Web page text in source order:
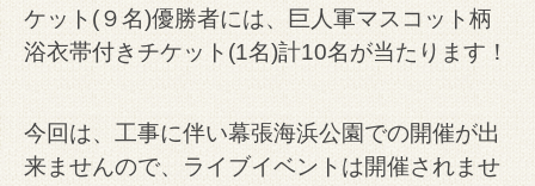
ケット(９名)優勝者には、巨人軍マスコット柄
浴衣帯付きチケット(1名)計10名が当たります！
今回は、工事に伴い幕張海浜公園での開催が出
来ませんので、ライブイベントは開催されませ